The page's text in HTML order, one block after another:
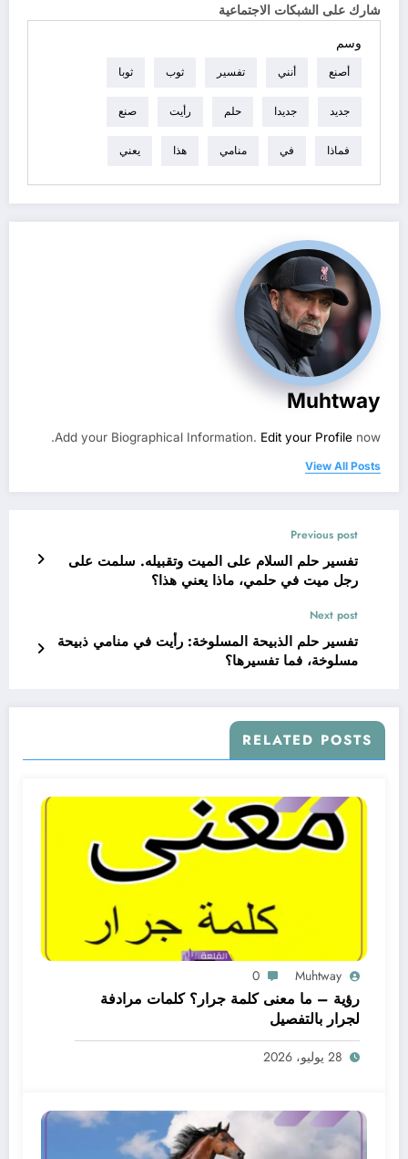
شارك على الشبكات الاجتماعية
وسم
أصنع أنني تفسير ثوب ثوبا
جديد جديدا حلم رأيت صنع
فماذا في منامي هذا يعني
Muhtway
Add your Biographical Information. Edit your Profile now.
View All Posts
Previous post
تفسير حلم السلام على الميت وتقبيله. سلمت على
رجل ميت في حلمي، ماذا يعني هذا؟
Next post
تفسير حلم الذبيحة المسلوخة: رأيت في منامي ذبيحة
مسلوخة، فما تفسيرها؟
RELATED POSTS
Muhtway
0
رؤية – ما معنى كلمة جرار؟ كلمات مرادفة
لجرار بالتفصيل
28 يوليو، 2026